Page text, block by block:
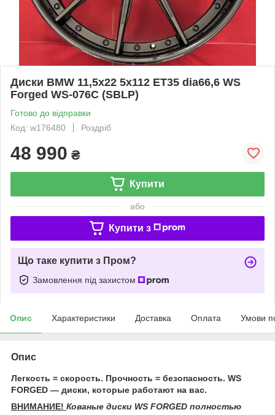
Диски BMW 11,5x22 5x112 ET35 dia66,6 WS
Forged WS-076C (SBLP)
Готово до відправки
Код: w176480
Роздріб
48 990 ₴
Купити
або
Купити з
Що таке купити з Пром?
Замовлення під захистом
Опис Характеристики Доставка Оплата Умови
Опис
Легкость = скорость. Прочность = безопасность. WS
FORGED — диски, которые работают на вас.
ВНИМАНИЕ! Кованые диски WS FORGED полностью